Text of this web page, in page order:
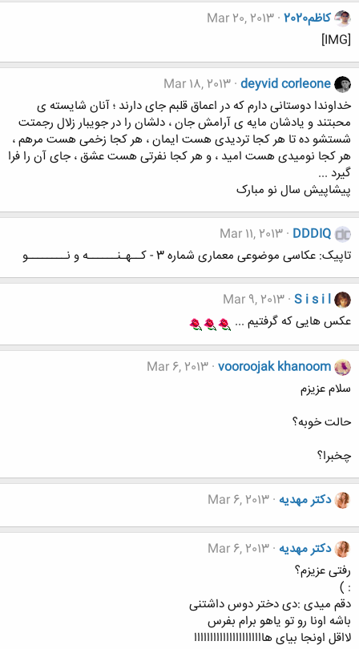
کاظم2020
Mar 20, 2013
[IMG]
deyvid corleone
Mar 18, 2013
خداوندا دوستانی دارم که در اعماق قلبم جای دارند ؛ آنان شایسته ی
محبتند و یادشان مایه ی آرامش جان ، دلشان را در جویبار زلال رجمتت
شستشو ده تا هر کجا تردیدی هست ایمان ، هر کجا زخمی هست مرهم ،
هر کجا نومیدی هست امید ، و هر کجا نفرتی هست عشق ، جای آن را فرا
گیرد ...
پیشاپیش سال نو مبارک
DDDIQ
Mar 11, 2013
تاپیک: عکاسی موضوعی معماری شماره 3 - کــهـنــــــه و نــــــــو
S i s i l
Mar 9, 2013
عکس هایی که گرفتیم ...
vooroojak khanoom
Mar 6, 2013
سلام عزیزم
حالت خوبه؟
چخبرا؟
دکتر مهدیه Mar 6, 2013
دکتر مهدیه Mar 6, 2013
رفتی عزیزم؟
: )
دقم میدی :دی دختر دوس داشتنی
باشه اونا رو تو یاهو برام بفرس
لااقل اونجا بیای هاااااااااااااااااااااا